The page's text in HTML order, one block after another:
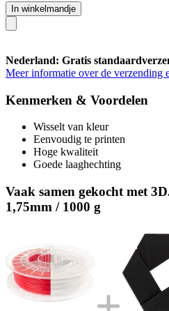
In winkelmandje
Nederland: Gratis
Meer informatie over de verzending
Kenmerken & Voordelen
Wisselt van kleur
Eenvoudig te printen
Hoge kwaliteit
Goede laaghechting
Vaak samen gekocht met
1,75mm / 1000 g